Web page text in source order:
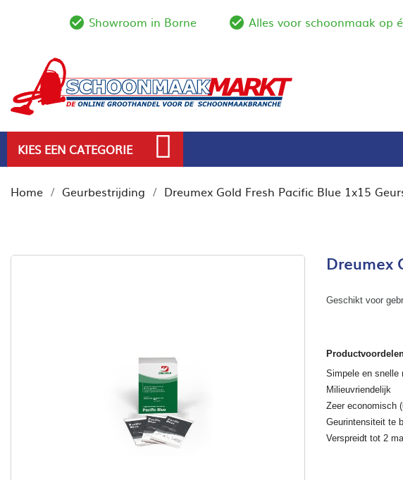
check_circle_outline
Showroom in Borne check_circle_outline
Alles voor schoonmaak op
KIES EEN CATEGORIE
Home Geurbestrijding Dreumex Gold Fresh Pacific Blue 1x15
Dreumex
Geschikt voor
Simpele en snelle
Milieuvriendelijk
Zeer economisch
Geurintensiteit te
Verspreidt tot 2